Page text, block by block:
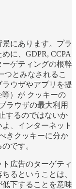
にあります。プラ
に、GDPR, CCPA
ゲティングの根幹
つとみなされるこ
ウザやアプリを提
等）が クッキーの
ラウザの最大利用
するのではないか
、インターネット
きクッキーに分か
です。
広告のターゲティ
るということは、
下することを意味